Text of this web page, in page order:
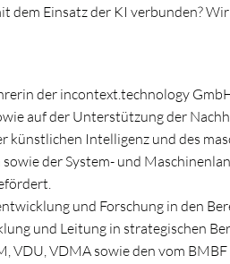
dem Einsatz der KI verbunden?
der incontext.technology
auf der Unterstützung der
Intelligenz und des
der System- und
und Forschung in den
und Leitung in
VDU, VDMA sowie den vom